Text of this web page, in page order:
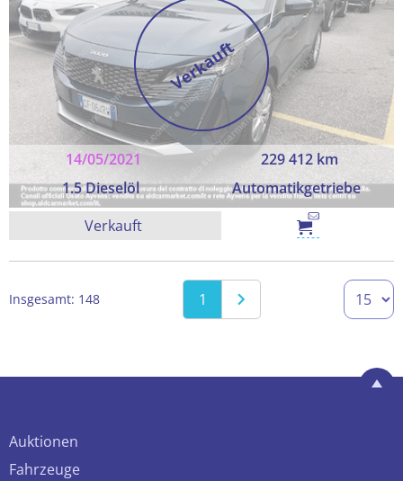
Verkauft
14/05/2021
229 412 km
1.5 Dieselöl
Automatikgetriebe
Verkauft
Insgesamt: 148 1
Auktionen
Fahrzeuge